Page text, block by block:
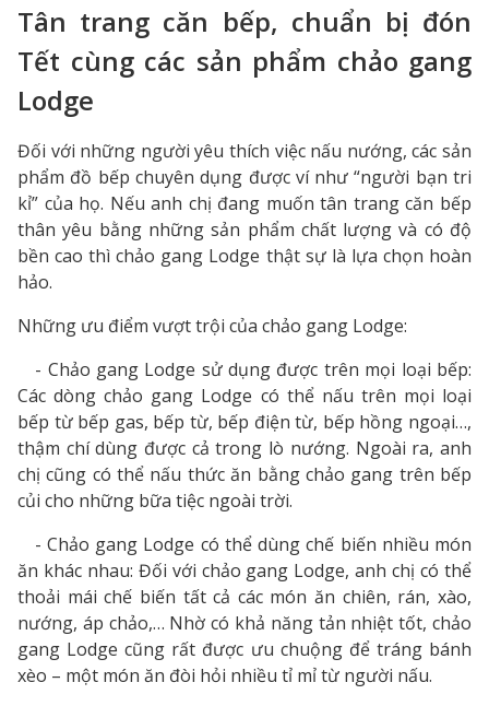
Tân trang căn bếp, chuẩn bị đón
Tết cùng các sản phẩm chảo gang
Lodge
Đối với những người yêu thích việc nấu nướng, các sản
phẩm đồ bếp chuyên dụng được ví như “người bạn tri
kỉ” của họ. Nếu anh chị đang muốn tân trang căn bếp
thân yêu bằng những sản phẩm chất lượng và có độ
bền cao thì chảo gang Lodge thật sự là lựa chọn hoàn
hảo.
Những ưu điểm vượt trội của chảo gang Lodge:
- Chảo gang Lodge sử dụng được trên mọi loại bếp:
Các dòng chảo gang Lodge có thể nấu trên mọi loại
bếp từ bếp gas, bếp từ, bếp điện từ, bếp hồng ngoại…,
thậm chí dùng được cả trong lò nướng. Ngoài ra, anh
chị cũng có thể nấu thức ăn bằng chảo gang trên bếp
củi cho những bữa tiệc ngoài trời.
- Chảo gang Lodge có thể dùng chế biến nhiều món
ăn khác nhau: Đối với chảo gang Lodge, anh chị có thể
thoải mái chế biến tất cả các món ăn chiên, rán, xào,
nướng, áp chảo,… Nhờ có khả năng tản nhiệt tốt, chảo
gang Lodge cũng rất được ưu chuộng để tráng bánh
xèo – một món ăn đòi hỏi nhiều tỉ mỉ từ người nấu.